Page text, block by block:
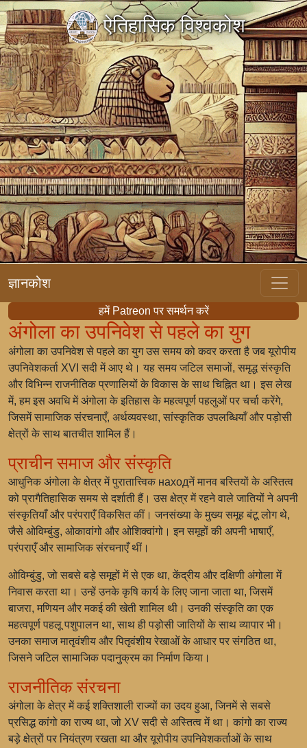
ऐतिहासिक विश्वकोश
ज्ञानकोश
हमें Patreon पर समर्थन करें
अंगोला का उपनिवेश से पहले का युग
अंगोला का उपनिवेश से पहले का युग उस समय को कवर करता है जब यूरोपीय
उपनिवेशकर्ता XVI सदी में आए थे। यह समय जटिल समाजों, समृद्ध संस्कृति
और विभिन्न राजनीतिक प्रणालियों के विकास के साथ चिह्नित था। इस लेख
में, हम इस अवधि में अंगोला के इतिहास के महत्वपूर्ण पहलुओं पर चर्चा करेंगे,
जिसमें सामाजिक संरचनाएँ, अर्थव्यवस्था, सांस्कृतिक उपलब्धियाँ और पड़ोसी
क्षेत्रों के साथ बातचीत शामिल हैं।
प्राचीन समाज और संस्कृति
आधुनिक अंगोला के क्षेत्र में पुरातात्त्विक находनें मानव बस्तियों के अस्तित्व
को प्रागैतिहासिक समय से दर्शाती हैं। उस क्षेत्र में रहने वाले जातियों ने अपनी
संस्कृतियाँ और परंपराएँ विकसित कीं। जनसंख्या के मुख्य समूह बंटू लोग थे,
जैसे ओविम्बुंडु, ओकावांगो और ओशिक्वांगो। इन समूहों की अपनी भाषाएँ,
परंपराएँ और सामाजिक संरचनाएँ थीं।
ओविम्बुंडु, जो सबसे बड़े समूहों में से एक था, केंद्रीय और दक्षिणी अंगोला में
निवास करता था। उन्हें उनके कृषि कार्य के लिए जाना जाता था, जिसमें
बाजरा, मणियन और मकई की खेती शामिल थी। उनकी संस्कृति का एक
महत्वपूर्ण पहलू पशुपालन था, साथ ही पड़ोसी जातियों के साथ व्यापार भी।
उनका समाज मातृवंशीय और पितृवंशीय रेखाओं के आधार पर संगठित था,
जिसने जटिल सामाजिक पदानुक्रम का निर्माण किया।
राजनीतिक संरचना
अंगोला के क्षेत्र में कई शक्तिशाली राज्यों का उदय हुआ, जिनमें से सबसे
प्रसिद्ध कांगो का राज्य था, जो XV सदी से अस्तित्व में था। कांगो का राज्य
बड़े क्षेत्रों पर नियंत्रण रखता था और यूरोपीय उपनिवेशकर्ताओं के साथ